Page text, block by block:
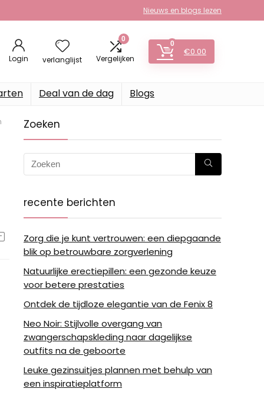
Nieuws en blogs lezen
Login verlanglijst
0
Vergelijken
0
€0.00
Deal van de dag Blogs
Zoeken
recente berichten
Zorg die je kunt vertrouwen: een diepgaande
blik op betrouwbare zorgverlening
Natuurlijke erectiepillen: een gezonde keuze
voor betere prestaties
Ontdek de tijdloze elegantie van de Fenix 8
Neo Noir: Stijlvolle overgang van
zwangerschapskleding naar dagelijkse
outfits na de geboorte
Leuke gezinsuitjes plannen met behulp van
een inspiratieplatform